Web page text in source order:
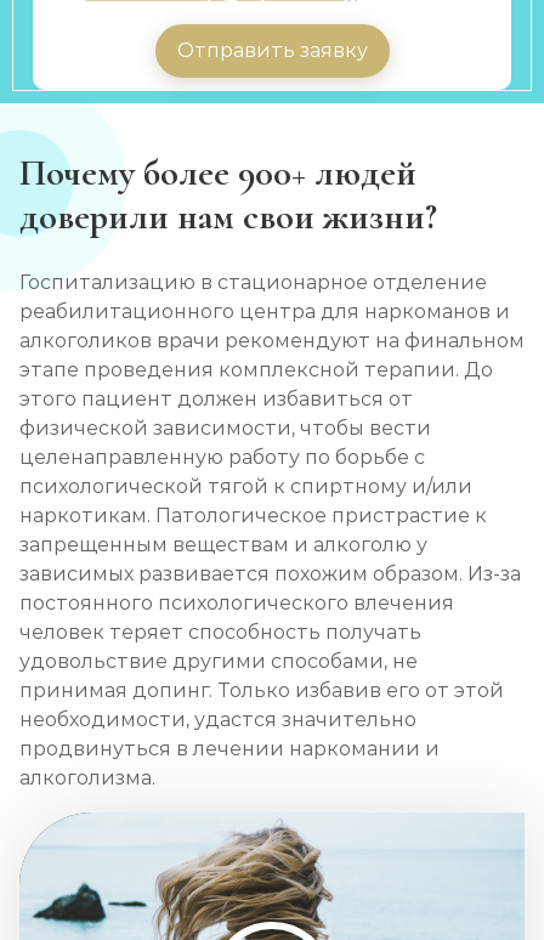
Отправить заявку
Почему более 900+ людей
доверили нам свои жизни?
Госпитализацию в стационарное отделение
реабилитационного центра для наркоманов и
алкоголиков врачи рекомендуют на финальном
этапе проведения комплексной терапии. До
этого пациент должен избавиться от
физической зависимости, чтобы вести
целенаправленную работу по борьбе с
психологической тягой к спиртному и/или
наркотикам. Патологическое пристрастие к
запрещенным веществам и алкоголю у
зависимых развивается похожим образом. Из-за
постоянного психологического влечения
человек теряет способность получать
удовольствие другими способами, не
принимая допинг. Только избавив его от этой
необходимости, удастся значительно
продвинуться в лечении наркомании и
алкоголизма.